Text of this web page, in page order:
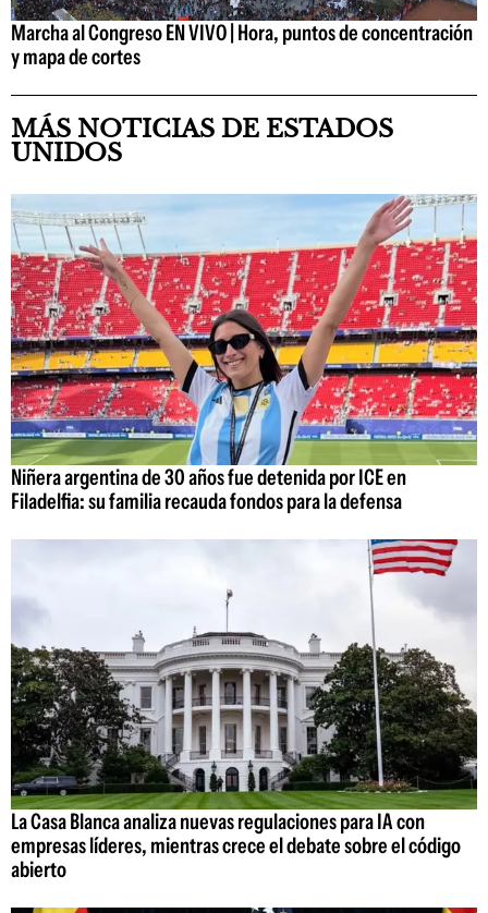
Marcha al Congreso EN VIVO | Hora, puntos de concentración
y mapa de cortes
MÁS NOTICIAS DE ESTADOS
UNIDOS
Niñera argentina de 30 años fue detenida por ICE en
Filadelfia: su familia recauda fondos para la defensa
La Casa Blanca analiza nuevas regulaciones para IA con
empresas líderes, mientras crece el debate sobre el código
abierto